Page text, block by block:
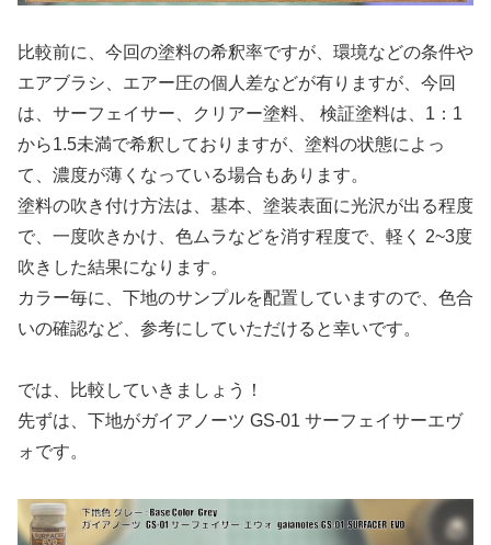
比較前に、今回の塗料の希釈率ですが、環境などの条件や
エアブラシ、エアー圧の個人差などが有りますが、今回
は、サーフェイサー、クリアー塗料、 検証塗料は、1：1
から1.5未満で希釈しておりますが、塗料の状態によっ
て、濃度が薄くなっている場合もあります。
塗料の吹き付け方法は、基本、塗装表面に光沢が出る程度
で、一度吹きかけ、色ムラなどを消す程度で、軽く 2~3度
吹きした結果になります。
カラー毎に、下地のサンプルを配置していますので、色合
いの確認など、参考にしていただけると幸いです。
では、比較していきましょう！
先ずは、下地がガイアノーツ GS-01 サーフェイサーエヴ
ォです。